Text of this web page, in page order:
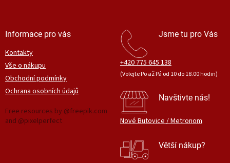
Informace pro vás
Kontakty
Vše o nákupu
Obchodní podmínky
Ochrana osobních údajů
Free resources by @freepik.com
and @pixelperfect
Jsme tu pro Vás
+420 775 645 138
(Volejte Po až Pá od 10 do 18.00 hodin)
Navštivte nás!
Nové Butovice / Metronom
Větší nákup?